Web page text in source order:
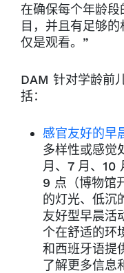
在确保每个年龄
目，并且有足够
仅是观看。”
DAM 针对学龄前
括：
感官友好的早
多样性或感觉
月、7 月、10
9 点（博物馆
的灯光、低沉
友好型早晨活
个在舒适的环
和西班牙语提
了解更多信息